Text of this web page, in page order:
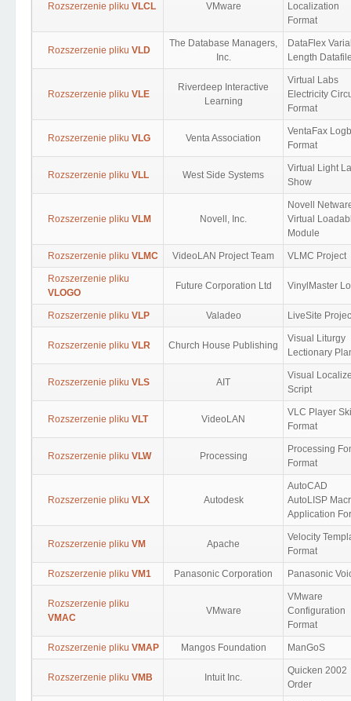
Rozszerzenie pliku VLCL VMware
Localization
Format
Rozszerzenie pliku VLD
The Database Managers,
Inc.
DataFlex
Length
Rozszerzenie pliku VLE
Riverdeep Interactive
Learning
Virtual Labs
Electricity
Format
Rozszerzenie pliku VLG Venta Association
VentaFax
Format
Rozszerzenie pliku VLL West Side Systems
Virtual Light
Show
Rozszerzenie pliku VLM Novell, Inc.
Novell
Virtual
Module
Rozszerzenie pliku VLMC VideoLAN Project Team VLMC Project
Rozszerzenie pliku
VLOGO
Future Corporation Ltd VinylMaster
Rozszerzenie pliku VLP Valadeo LiveSite
Rozszerzenie pliku VLR Church House Publishing
Visual Liturgy
Lectionary
Rozszerzenie pliku VLS AIT
Visual
Script
Rozszerzenie pliku VLT VideoLAN
VLC Player
Format
Rozszerzenie pliku VLW Processing
Processing
Format
Rozszerzenie pliku VLX Autodesk
AutoCAD
AutoLISP
Application
Rozszerzenie pliku VM Apache
Velocity
Format
Rozszerzenie pliku VM1 Panasonic Corporation Panasonic
Rozszerzenie pliku
VMAC
VMware
VMware
Configuration
Format
Rozszerzenie pliku VMAP Mangos Foundation ManGoS
Rozszerzenie pliku VMB Intuit Inc.
Quicken 2002
Order